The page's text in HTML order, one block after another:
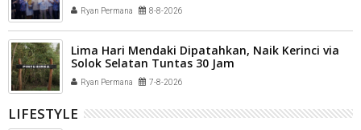
Ryan Permana 8-8-2026
Lima Hari Mendaki Dipatahkan, Naik Kerinci via
Solok Selatan Tuntas 30 Jam
Ryan Permana 7-8-2026
LIFESTYLE